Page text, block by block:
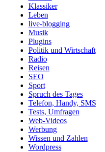
Klassiker
Leben
live-blogging
Musik
Plugins
Politik und Wirtschaft
Radio
Reisen
SEO
Sport
Spruch des Tages
Telefon, Handy, SMS
Tests, Umfragen
Web-Videos
Werbung
Wissen und Zahlen
Wordpress